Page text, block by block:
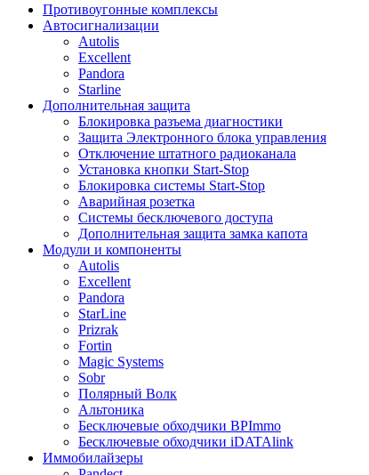
Противоугонные комплексы
Автосигнализации
Autolis
Excellent
Pandora
Starline
Дополнительная защита
Блокировка разъема диагностики
Защита Электронного блока управления
Отключение штатного радиоканала
Установка кнопки Start-Stop
Блокировка системы Start-Stop
Аварийная розетка
Системы бесключевого доступа
Дополнительная защита замка капота
Модули и компоненты
Autolis
Excellent
Pandora
StarLine
Prizrak
Fortin
Magic Systems
Sobr
Полярный Волк
Альтоника
Бесключевые обходчики BPImmo
Бесключевые обходчики iDATAlink
Иммобилайзеры